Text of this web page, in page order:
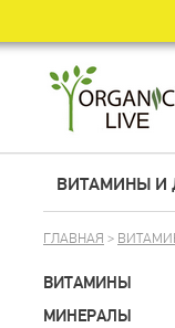
ВИТАМИНЫ И
ГЛАВНАЯ >
ВИТАМИНЫ
МИНЕРАЛЫ